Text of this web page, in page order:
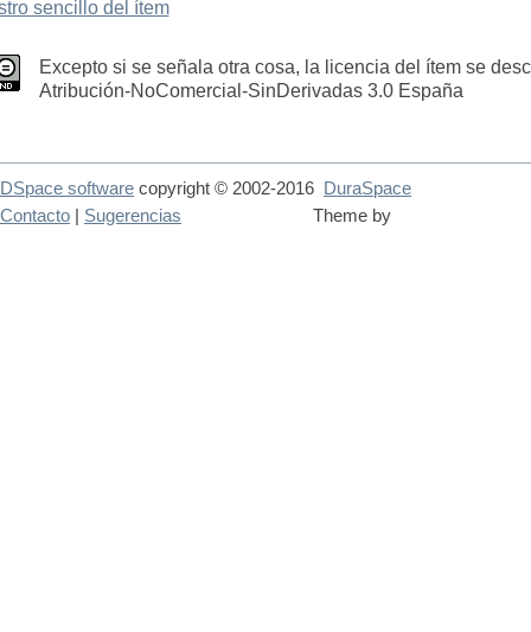
sencillo del ítem
Excepto si se señala otra cosa, la licencia del ítem se
Atribución-NoComercial-SinDerivadas 3.0 España
DSpace software copyright © 2002-2016 DuraSpace
Theme by
Contacto | Sugerencias